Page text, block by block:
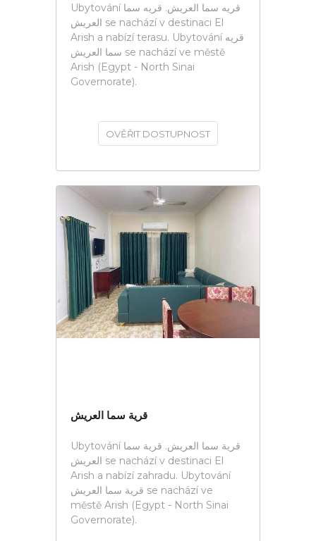
Ubytování قريه سما العريش. قريه سما
العريش se nachází v destinaci El
Arish a nabízí terasu. Ubytování قريه
سما العريش se nachází ve městě
Arish (Egypt - North Sinai
Governorate).
OVĚŘIT DOSTUPNOST
قرية سما العريش
Ubytování قرية سما العريش. قرية سما
العريش se nachází v destinaci El
Arish a nabízí zahradu. Ubytování
قرية سما العريش se nachází ve
městě Arish (Egypt - North Sinai
Governorate).